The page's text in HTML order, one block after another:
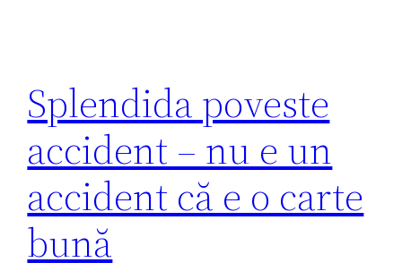
Splendida poveste
accident – nu e un
accident că e o carte
bună